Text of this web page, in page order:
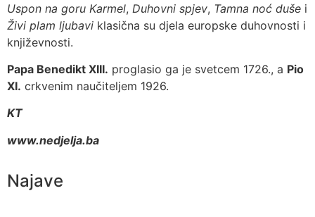
Uspon na goru Karmel, Duhovni spjev, Tamna noć duše i
Živi plam ljubavi klasična su djela europske duhovnosti i
književnosti.
Papa Benedikt XIII. proglasio ga je svetcem 1726., a Pio
XI. crkvenim naučiteljem 1926.
KT
www.nedjelja.ba
Najave